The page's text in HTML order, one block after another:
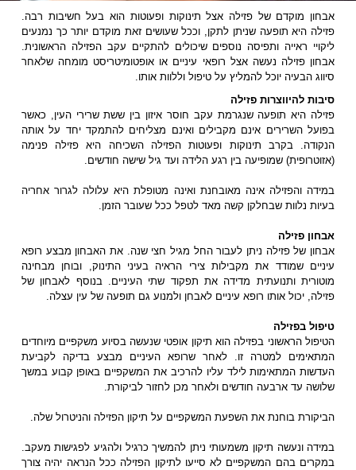
אבחון מוקדם של פזילה אצל תינוקות ופעוטות הוא בעל חשיבות רבה.
פזילה היא תופעה שניתן לתקן, וככל שעושים זאת מוקדם יותר כך נמנעים
ליקויי ראייה ותפיסה נוספים שיכולים להתקיים עקב הפזילה הראשונית.
אבחון פזילה נעשה אצל רופאי עיניים או אופטומיטריסט מומחה שלאחר
סיווג הבעיה יוכל להמליץ על טיפול וללוות אותו.
סיבות להיווצרות פזילה
פזילה היא תופעה שנגרמת עקב חוסר איזון בין ששת שרירי העין, כאשר
בפועל השרירים אינם מקבילים ואינם מצליחים להתמקד יחד על אותה
הנקודה. בקרב תינוקות ופעוטות הפזילה השכיחה היא פזילה פנימה
(אזוטרופית) שמופיעה בין רגע הלידה ועד גיל שישה חודשים.
במידה והפזילה אינה מאובחנת ואינה מטופלת היא עלולה לגרור אחריה
בעיות נלוות שבחלקן קשה מאד לטפל ככל שעובר הזמן.
אבחון פזילה
אבחון של פזילה ניתן לעבור החל מגיל חצי שנה. את האבחון מבצע רופא
עיניים שמודד את מקבילות צירי הראיה בעיני התינוק, ובוחן מבחינה
מוטורית ותנועתית מדידה את תפקוד שתי העיניים. בנוסף לאבחון של
פזילה, יכול אותו רופא עיניים לאבחן ולמנוע גם תופעה של עין עצלה.
טיפול בפזילה
הטיפול הראשוני בפזילה הוא תיקון אופטי שנעשה בסיוע משקפיים מיוחדים
המתאימים למטרה זו. לאחר שרופא העיניים מבצע בדיקה לקביעת
העדשות המתאימות לילד עליו להרכיב את המשקפיים באופן קבוע במשך
שלושה עד ארבעה חודשים ולאחר מכן לחזור לביקורת.
הביקורת בוחנת את השפעת המשקפיים על תיקון הפזילה והניטרול שלה.
במידה ונעשה תיקון משמעותי ניתן להמשיך כרגיל ולהגיע לפגישות מעקב.
במקרים בהם המשקפיים לא סייעו לתיקון הפזילה ככל הנראה יהיה צורך